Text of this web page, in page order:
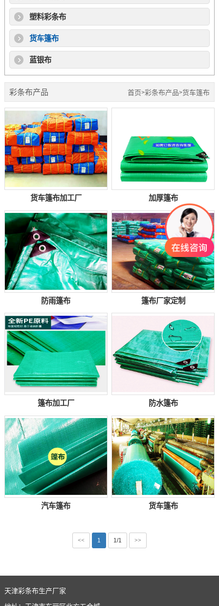
塑料彩条布
货车篷布
蓝银布
彩条布产品 首页>彩条布产品>货车篷布
货车篷布加工厂 加厚篷布
防雨篷布 篷布厂家定制
篷布加工厂 防水篷布
汽车篷布 货车篷布
<< 1 1/1 >>
天津彩条布生产厂家